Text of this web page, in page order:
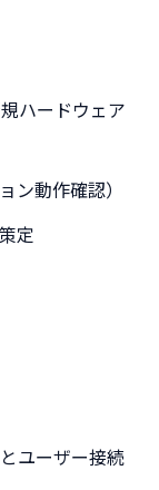
ハードウェア
ン動作確認）
定
ユーザー接続